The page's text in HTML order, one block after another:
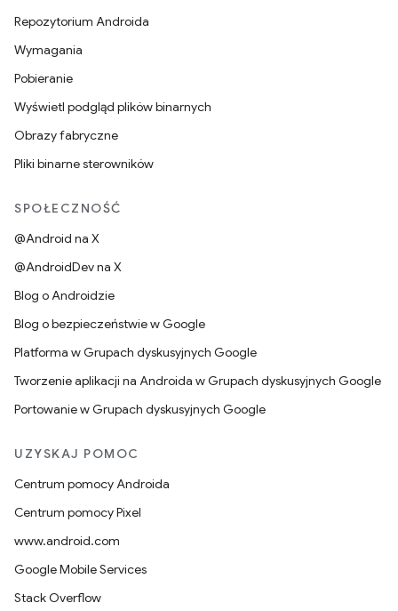
Repozytorium Androida
Wymagania
Pobieranie
Wyświetl podgląd plików binarnych
Obrazy fabryczne
Pliki binarne sterowników
SPOŁECZNOŚĆ
@Android na X
@AndroidDev na X
Blog o Androidzie
Blog o bezpieczeństwie w Google
Platforma w Grupach dyskusyjnych Google
Tworzenie aplikacji na Androida w Grupach dyskusyjnych Google
Portowanie w Grupach dyskusyjnych Google
UZYSKAJ POMOC
Centrum pomocy Androida
Centrum pomocy Pixel
www.android.com
Google Mobile Services
Stack Overflow